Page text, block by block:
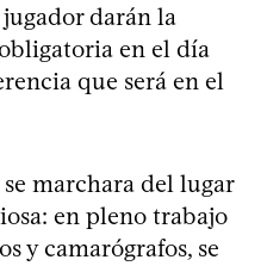
darán la
en el día
que será en el
marchara del lugar
en pleno trabajo
y camarógrafos, se